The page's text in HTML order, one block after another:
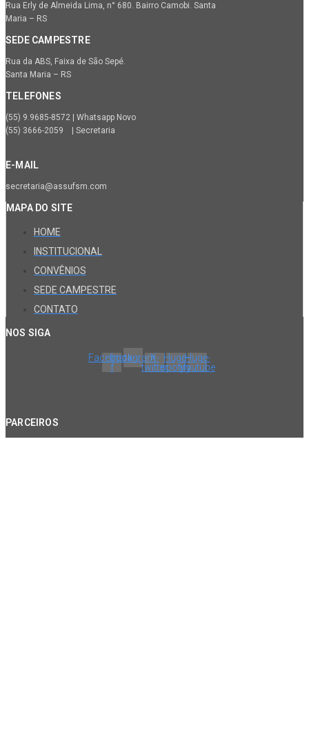
Rua Erly de Almeida Lima, n° 680. Bairro Camobi. Santa
Maria – RS
SEDE CAMPESTRE
Rua da ABS, Faixa de São Sepé.
Santa Maria – RS
TELEFONES
(55) 9.9685-8572 | Whatsapp Novo
(55) 3666-2059 | Secretaria
E-MAIL
secretaria@assufsm.com
MAPA DO SITE
HOME
INSTITUCIONAL
CONVÊNIOS
SEDE CAMPESTRE
CONTATO
NOS SIGA
Facebook-
f
InstagramX-
twitter
Huge-
spotify
Huge-
youtube
PARCEIROS